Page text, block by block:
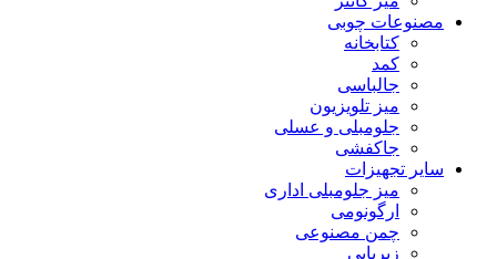
مصنوعات چوبی
کتابخانه
کمد
جالباسی
میز تلویزیون
جلومبلی و عسلی
جاکفشی
سایر تجهیزات
میز جلومبلی اداری
ارگونومی
چمن مصنوعی
زیرپایی